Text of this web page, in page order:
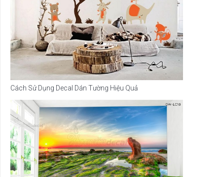
Cách Sử Dụng Decal Dán Tường Hiệu Quả